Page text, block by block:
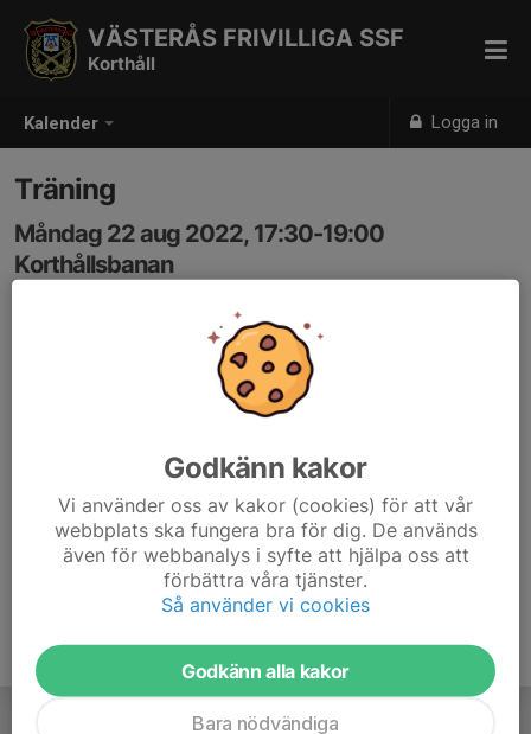
Kalender Logga in
VÄSTERÅS FRIVILLIGA SSF
Korthåll
Träning
Måndag 22 aug 2022, 17:30-19:00
Korthållsbanan
Samling: 17:30, Paviljongen
Godkänn kakor
Vi använder oss av kakor (cookies) för att vår
webbplats ska fungera bra för dig. De används
även för webbanalys i syfte att hjälpa oss att
förbättra våra tjänster.
Så använder vi cookies
Godkänn alla kakor
Bara nödvändiga